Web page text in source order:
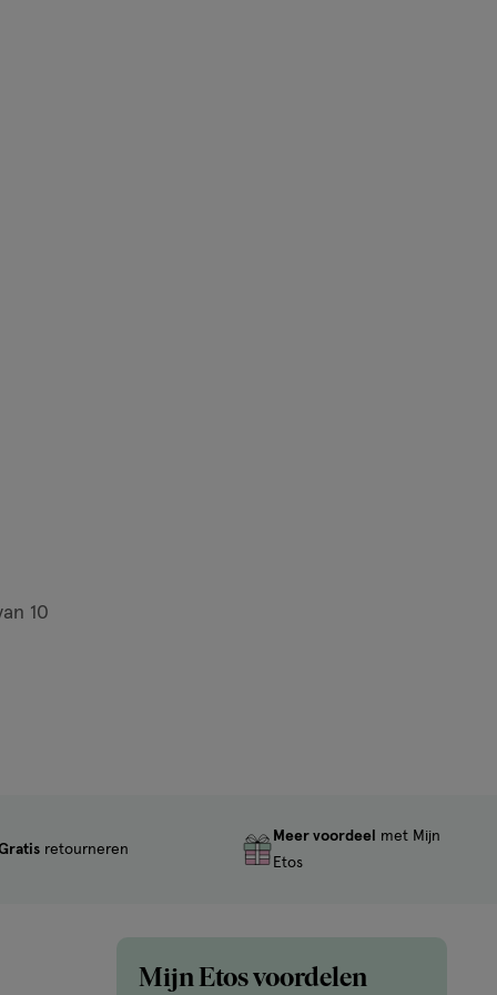
10
retourneren
Meer voordeel
met Mijn
Etos
Mijn Etos voordelen